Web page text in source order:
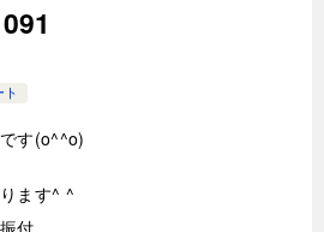
す(o^^o)
ます^ ^
付、